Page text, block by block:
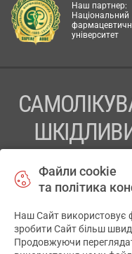
Наш партнер:
Національний
університет
ПЕРЕД
ТОВ «АПТЕКА
Файли cookie
та політика
Наш Сайт використовує
зробити Сайт більш
Продовжуючи